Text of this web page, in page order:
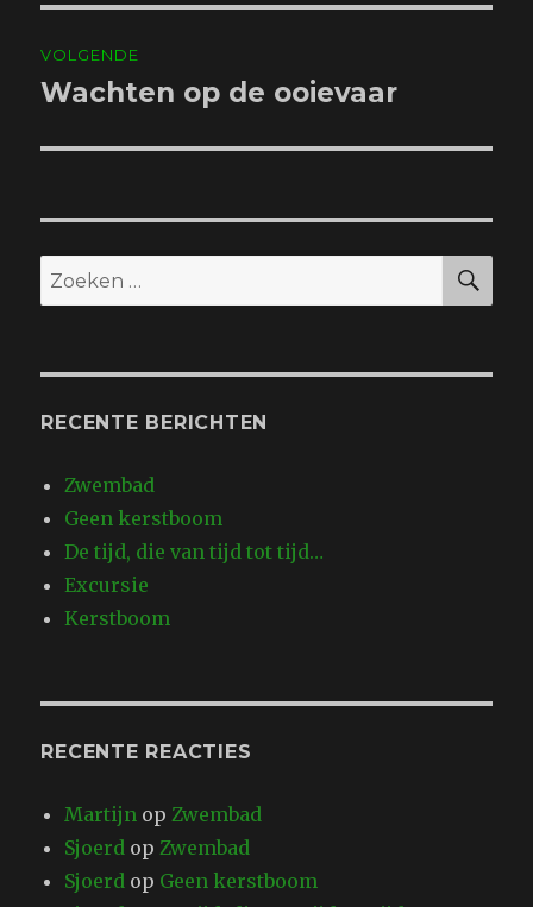
VOLGENDE
Volgend
Wachten op de ooievaar
Zoeken
naar:
RECENTE BERICHTEN
Zwembad
Geen kerstboom
De tijd, die van tijd tot tijd…
Excursie
Kerstboom
RECENTE REACTIES
Martijn opZwembad
Sjoerd opZwembad
Sjoerd op Geen kerstboom